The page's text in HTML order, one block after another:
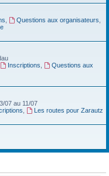
Questions aux organisateurs
Inscriptions
Questions aux
07 au 11/07
Les routes pour Zarautz